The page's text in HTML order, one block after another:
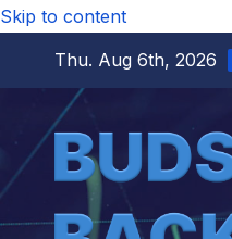
Skip to content
Thu. Aug 6th, 2026